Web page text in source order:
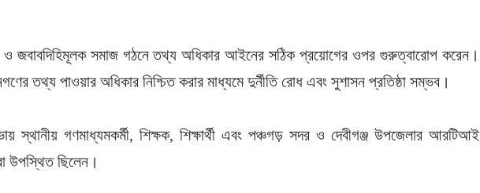
ও জবাবদিহিমূলক সমাজ গঠনে তথ্য অধিকার আইনের সঠিক প্রয়োগের ওপর গুরুত্বারোপ করেন।
তথ্য পাওয়ার অধিকার নিশ্চিত করার মাধ্যমে দুর্নীতি রোধ এবং সুশাসন প্রতিষ্ঠা সম্ভব।
স্থানীয় গণমাধ্যমকর্মী, শিক্ষক, শিক্ষার্থী এবং পঞ্চগড় সদর ও দেবীগঞ্জ উপজেলার আরটিআই
উপস্থিত ছিলেন।